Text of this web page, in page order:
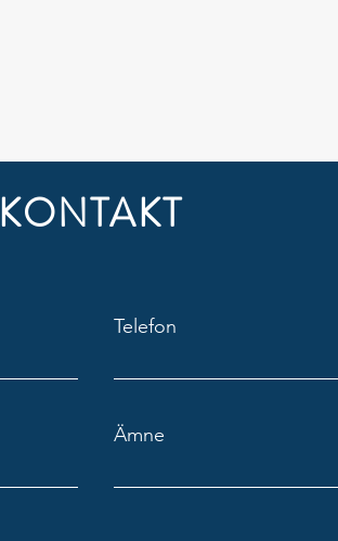
KONTAKT
Telefon
Ämne